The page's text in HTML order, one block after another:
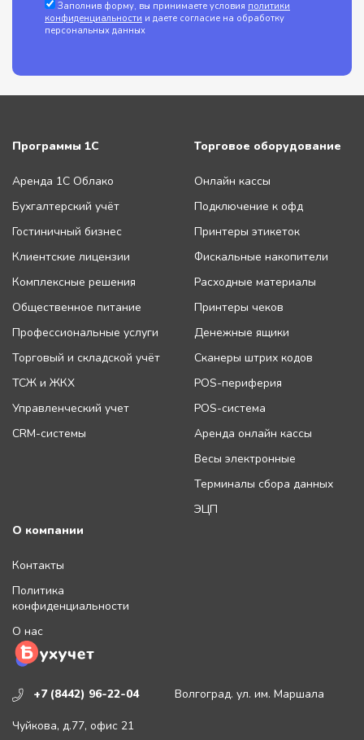
Заполнив форму, вы принимаете условия политики
конфиденциальности и даете согласие на обработку
персональных данных
+7 (8442) 96-22-04 Волгоград. ул. им. Маршала
Чуйкова, д.77, офис 21
Программы 1С
Аренда 1С Облако
Бухгалтерский учёт
Гостиничный бизнес
Клиентские лицензии
Комплексные решения
Общественное питание
Профессиональные услуги
Торговый и складской учёт
ТСЖ и ЖКХ
Управленческий учет
CRM-системы
Торговое оборудование
Онлайн кассы
Подключение к офд
Принтеры этикеток
Фискальные накопители
Расходные материалы
Принтеры чеков
Денежные ящики
Сканеры штрих кодов
POS-периферия
POS-система
Аренда онлайн кассы
Весы электронные
Терминалы сбора данных
ЭЦП
О компании
Контакты
Политика
конфиденциальности
О нас